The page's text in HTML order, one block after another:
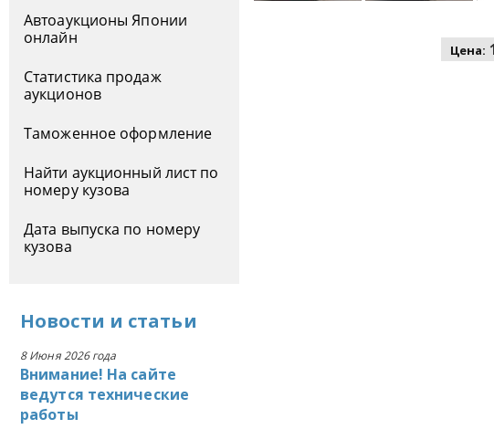
Автоаукционы Японии
онлайн
Статистика продаж
аукционов
Таможенное оформление
Найти аукционный лист по
номеру кузова
Дата выпуска по номеру
кузова
Новости и статьи
8 Июня 2026 года
Внимание! На сайте
ведутся технические
работы
Цена: